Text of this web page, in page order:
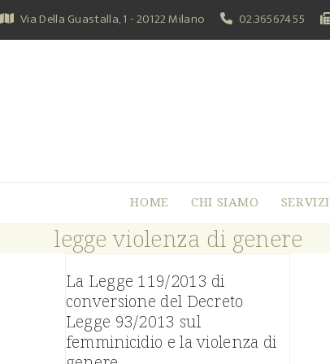
Skip
to
content
Via Della Guastalla, 1 - 20122 Milano 02.36567455
HOME CHI SIAMO SERVIZI
legge violenza di genere
La Legge 119/2013 di
conversione del Decreto
Legge 93/2013 sul
femminicidio e la violenza di